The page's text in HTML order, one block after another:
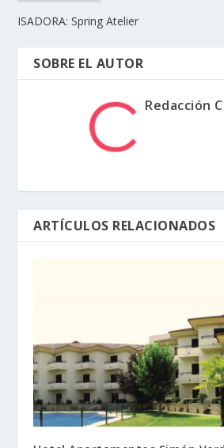
ISADORA: Spring Atelier
SOBRE EL AUTOR
Redacción
ARTÍCULOS RELACIONADOS